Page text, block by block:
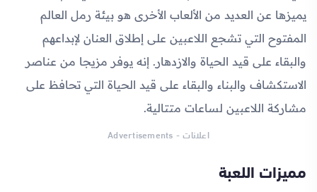
يميزها عن العديد من الألعاب الأخرى هو بيئة رمل العالم
المفتوح التي تشجع اللاعبين على إطلاق العنان لإبداعهم
والبقاء على قيد الحياة والازدهار. إنه يوفر مزيجا من عناصر
الاستكشاف والبناء والبقاء على قيد الحياة التي تحافظ على
مشاركة اللاعبين لساعات متتالية.
اعلانات - Advertisements
مميزات اللعبة